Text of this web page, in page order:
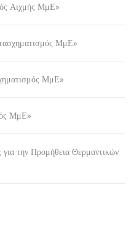
Αιχμής ΜμΕ»
ΜμΕ»
ΜμΕ»
ΜμΕ»
την Προμήθεια Θερμαντικών